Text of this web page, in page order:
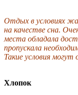
Отдых в условиях
на качестве сна.
места обладала
пропускала
Такие условия
Хлопок